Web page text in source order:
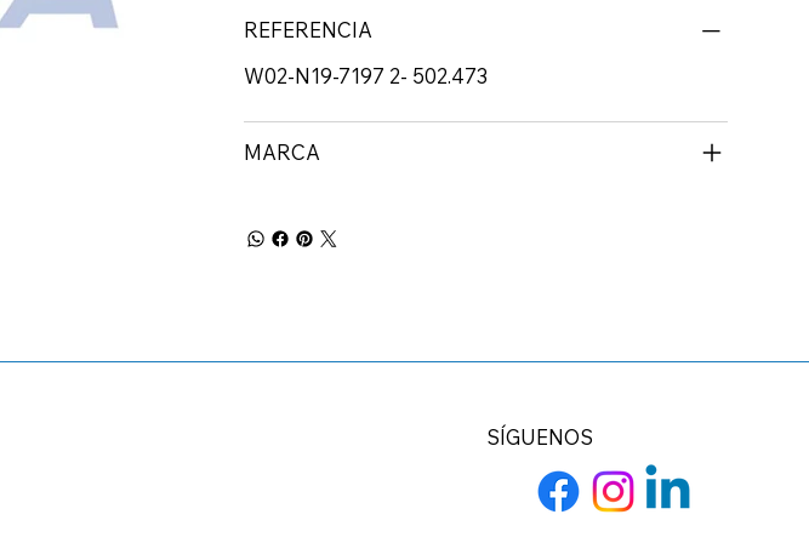
REFERENCIA
W02-N19-7197 2- 502.473
MARCA
SÍGUENOS